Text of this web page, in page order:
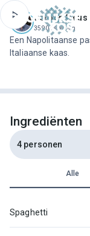
Jeroen Meus
3590 recepten
Een Napolitaanse
Italiaanse kaas.
Ingrediënten
4 personen
Alle
Spaghetti